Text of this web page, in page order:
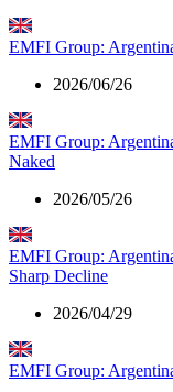
EMFI Group:
2026/06/26
EMFI Group:
Naked
2026/05/26
EMFI Group:
Sharp Decline
2026/04/29
EMFI Group: